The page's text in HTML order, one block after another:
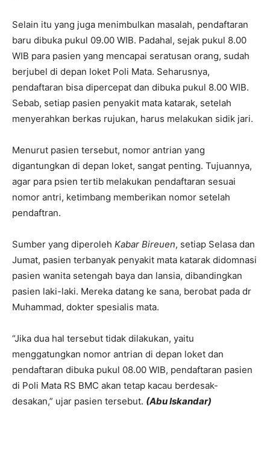
Selain itu yang juga menimbulkan masalah, pendaftaran
baru dibuka pukul 09.00 WIB. Padahal, sejak pukul 8.00
WIB para pasien yang mencapai seratusan orang, sudah
berjubel di depan loket Poli Mata. Seharusnya,
pendaftaran bisa dipercepat dan dibuka pukul 8.00 WIB.
Sebab, setiap pasien penyakit mata katarak, setelah
menyerahkan berkas rujukan, harus melakukan sidik jari.
Menurut pasien tersebut, nomor antrian yang
digantungkan di depan loket, sangat penting. Tujuannya,
agar para psien tertib melakukan pendaftaran sesuai
nomor antri, ketimbang memberikan nomor setelah
pendaftran.
Sumber yang diperoleh Kabar Bireuen, setiap Selasa dan
Jumat, pasien terbanyak penyakit mata katarak didomnasi
pasien wanita setengah baya dan lansia, dibandingkan
pasien laki-laki. Mereka datang ke sana, berobat pada dr
Muhammad, dokter spesialis mata.
“Jika dua hal tersebut tidak dilakukan, yaitu
menggatungkan nomor antrian di depan loket dan
pendaftaran dibuka pukul 08.00 WIB, pendaftaran pasien
di Poli Mata RS BMC akan tetap kacau berdesak-
desakan,” ujar pasien tersebut. (Abu Iskandar)